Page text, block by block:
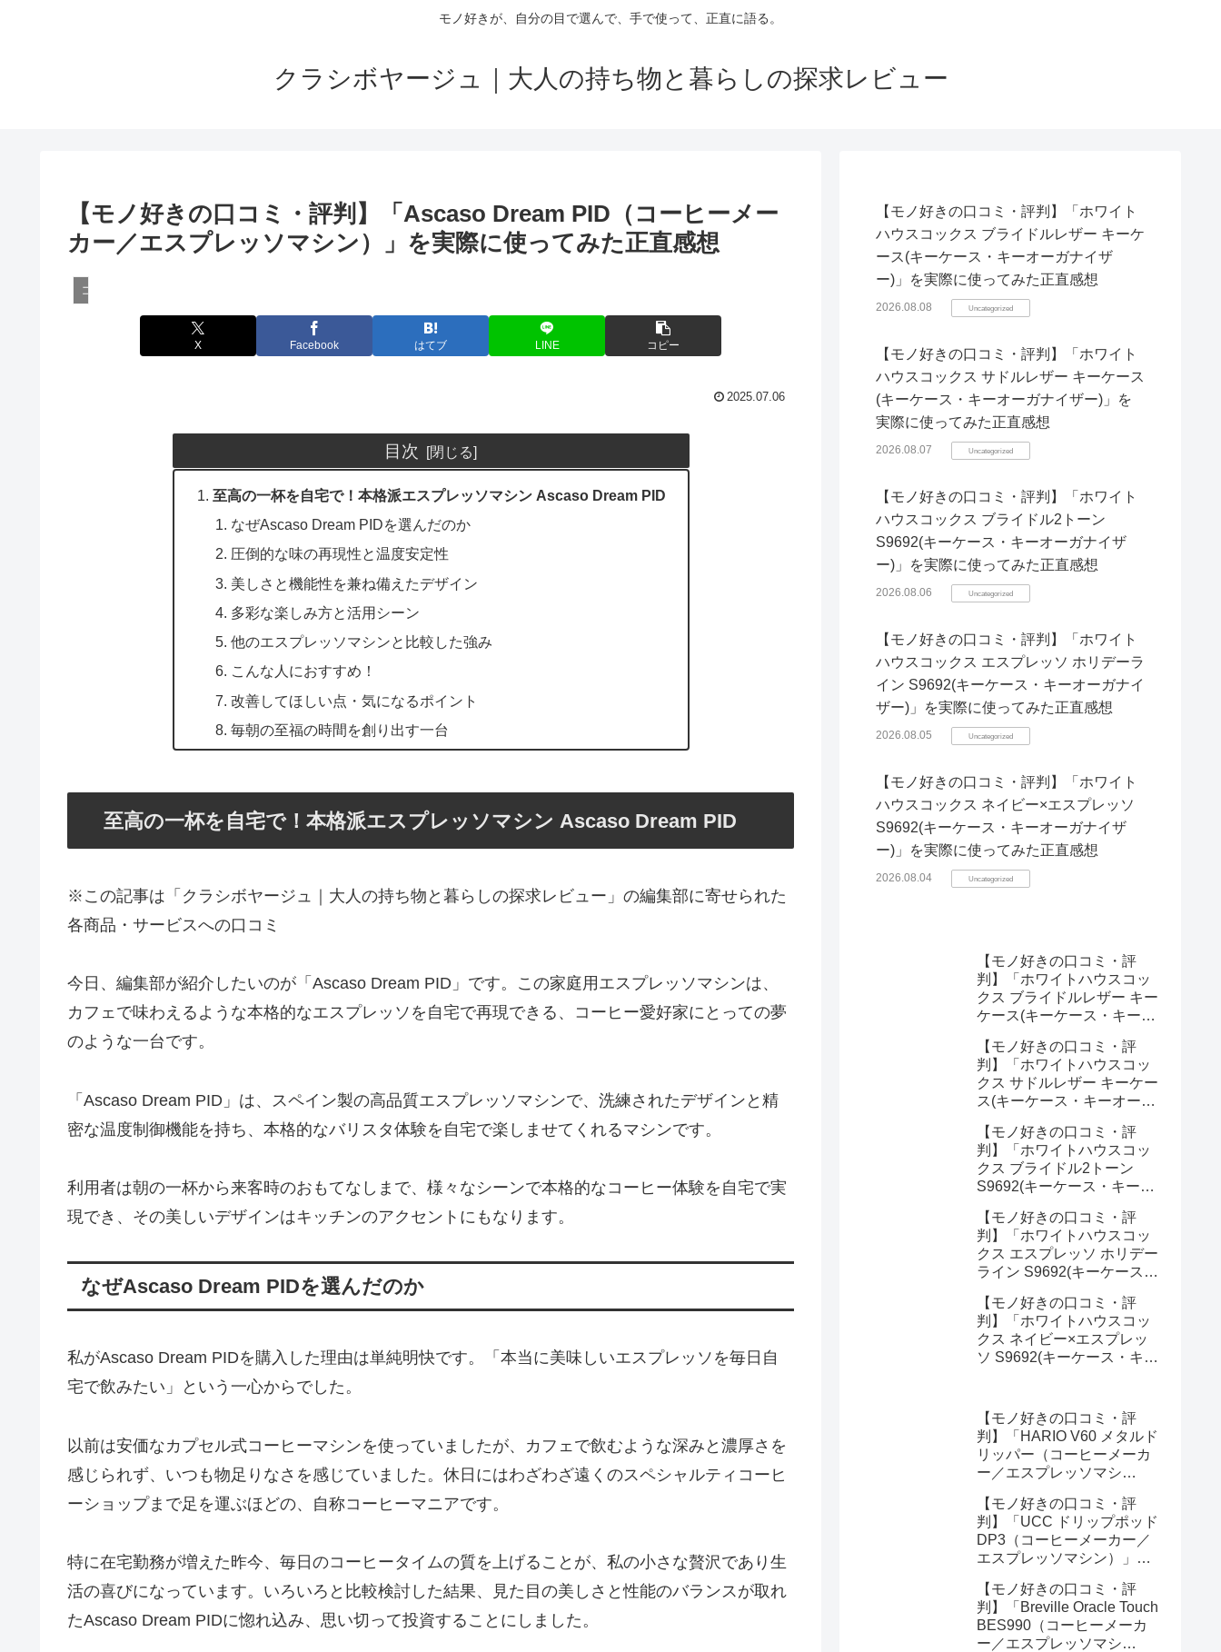
モノ好きが、自分の目で選んで、手で使って、正直に語る。
クラシボヤージュ｜大人の持ち物と暮らしの探求レビュー
【モノ好きの口コミ・評判】「Ascaso Dream PID（コーヒーメー
カー／エスプレッソマシン）」を実際に使ってみた正直感想
コーヒーメーカーのレビュー
X Facebook はてブ LINE コピー
2025.07.06
目次
至高の一杯を自宅で！本格派エスプレッソマシン Ascaso Dream PID
なぜAscaso Dream PIDを選んだのか
圧倒的な味の再現性と温度安定性
美しさと機能性を兼ね備えたデザイン
多彩な楽しみ方と活用シーン
他のエスプレッソマシンと比較した強み
こんな人におすすめ！
改善してほしい点・気になるポイント
毎朝の至福の時間を創り出す一台
至高の一杯を自宅で！本格派エスプレッソマシン Ascaso Dream PID
※この記事は「クラシボヤージュ｜大人の持ち物と暮らしの探求レビュー」の編集部に寄せられた
各商品・サービスへの口コミ
今日、編集部が紹介したいのが「Ascaso Dream PID」です。この家庭用エスプレッソマシンは、
カフェで味わえるような本格的なエスプレッソを自宅で再現できる、コーヒー愛好家にとっての夢
のような一台です。
「Ascaso Dream PID」は、スペイン製の高品質エスプレッソマシンで、洗練されたデザインと精
密な温度制御機能を持ち、本格的なバリスタ体験を自宅で楽しませてくれるマシンです。
利用者は朝の一杯から来客時のおもてなしまで、様々なシーンで本格的なコーヒー体験を自宅で実
現でき、その美しいデザインはキッチンのアクセントにもなります。
なぜAscaso Dream PIDを選んだのか
私がAscaso Dream PIDを購入した理由は単純明快です。「本当に美味しいエスプレッソを毎日自
宅で飲みたい」という一心からでした。
以前は安価なカプセル式コーヒーマシンを使っていましたが、カフェで飲むような深みと濃厚さを
感じられず、いつも物足りなさを感じていました。休日にはわざわざ遠くのスペシャルティコーヒ
ーショップまで足を運ぶほどの、自称コーヒーマニアです。
特に在宅勤務が増えた昨今、毎日のコーヒータイムの質を上げることが、私の小さな贅沢であり生
活の喜びになっています。いろいろと比較検討した結果、見た目の美しさと性能のバランスが取れ
たAscaso Dream PIDに惚れ込み、思い切って投資することにしました。
【モノ好きの口コミ・評判】「ホワイト
ハウスコックス ブライドルレザー キーケ
ース(キーケース・キーオーガナイザ
ー)」を実際に使ってみた正直感想
2026.08.08 Uncategorized
【モノ好きの口コミ・評判】「ホワイト
ハウスコックス サドルレザー キーケース
(キーケース・キーオーガナイザー)」を
実際に使ってみた正直感想
2026.08.07 Uncategorized
【モノ好きの口コミ・評判】「ホワイト
ハウスコックス ブライドル2トーン
S9692(キーケース・キーオーガナイザ
ー)」を実際に使ってみた正直感想
2026.08.06 Uncategorized
【モノ好きの口コミ・評判】「ホワイト
ハウスコックス エスプレッソ ホリデーラ
イン S9692(キーケース・キーオーガナイ
ザー)」を実際に使ってみた正直感想
2026.08.05 Uncategorized
【モノ好きの口コミ・評判】「ホワイト
ハウスコックス ネイビー×エスプレッソ
S9692(キーケース・キーオーガナイザ
ー)」を実際に使ってみた正直感想
2026.08.04 Uncategorized
【モノ好きの口コミ・評
判】「ホワイトハウスコッ
クス ブライドルレザー キー
ケース(キーケース・キーオ
ってみた正直感想
【モノ好きの口コミ・評
判】「ホワイトハウスコッ
クス サドルレザー キーケー
ス(キーケース・キーオーガ
みた正直感想
【モノ好きの口コミ・評
判】「ホワイトハウスコッ
クス ブライドル2トーン
S9692(キーケース・キーオ
ってみた正直感想
【モノ好きの口コミ・評
判】「ホワイトハウスコッ
クス エスプレッソ ホリデー
ライン S9692(キーケース・
際に使ってみた正直感想
【モノ好きの口コミ・評
判】「ホワイトハウスコッ
クス ネイビー×エスプレッ
ソ S9692(キーケース・キー
【モノ好きの口コミ・評
判】「HARIO V60 メタルド
リッパー（コーヒーメーカ
ー／エスプレッソマシ
正直感想
【モノ好きの口コミ・評
判】「UCC ドリップポッド
DP3（コーヒーメーカー／
エスプレッソマシン）」を
【モノ好きの口コミ・評
判】「Breville Oracle Touch
BES990（コーヒーメーカ
ー／エスプレッソマシ